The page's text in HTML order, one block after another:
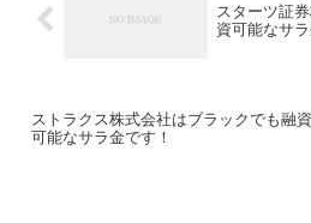
スターツ証
資可能なサラ
ストラクス株式会社はブラックでも融資
可能なサラ金です！